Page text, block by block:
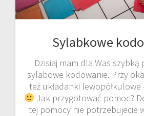
Sylabkowe
Dzisiaj mam dla Was
sylabowe kodowanie. Przy
też układanki
Jak przygotować pomoc?
tej pomocy nie potrzebujecie